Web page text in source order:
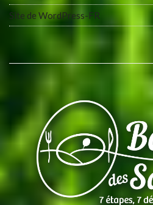
Site de WordPress-FR